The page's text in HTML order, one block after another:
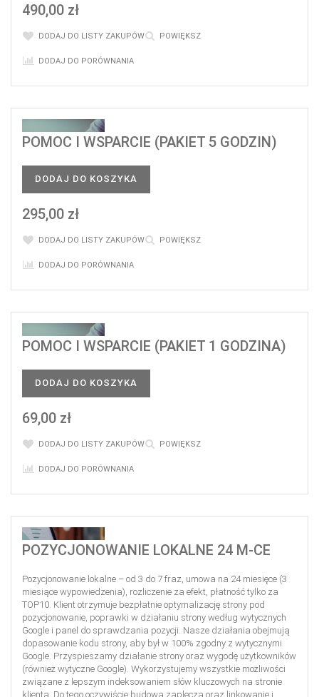
490,00 zł
DODAJ DO LISTY ZAKUPÓW POWIĘKSZ
DODAJ DO PORÓWNANIA
POMOC I WSPARCIE (PAKIET 5 GODZIN)
DODAJ DO KOSZYKA
295,00 zł
DODAJ DO LISTY ZAKUPÓW POWIĘKSZ
DODAJ DO PORÓWNANIA
POMOC I WSPARCIE (PAKIET 1 GODZINA)
DODAJ DO KOSZYKA
69,00 zł
DODAJ DO LISTY ZAKUPÓW POWIĘKSZ
DODAJ DO PORÓWNANIA
POZYCJONOWANIE LOKALNE 24 M-CE
Pozycjonowanie lokalne – od 3 do 7 fraz, umowa na 24 miesięce (3
miesiące wypowiedzenia), rozliczenie za efekt, płatność tylko za
TOP10. Klient otrzymuje bezpłatnie optymalizację strony pod
pozycjonowanie, poprawki w działaniu strony według wytycznych
Google i panel do sprawdzania pozycji. Nasze działania obejmują
dopasowanie kodu strony, aby był w 100% zgodny z wytycznymi
Google. Przyspieszamy działanie strony oraz wygodę użytkowników
(również wytyczne Google). Wykorzystujemy wszystkie możliwości
związane z lepszym indeksowaniem słów kluczowych na stronie
klienta. Do tego oczywiście budowa zaplecza oraz linkowanie i